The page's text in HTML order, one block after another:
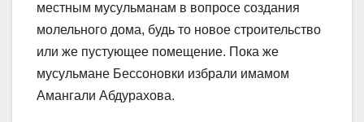
местным мусульманам в вопросе создания
молельного дома, будь то новое строительство
или же пустующее помещение. Пока же
мусульмане Бессоновки избрали имамом
Амангали Абдурахова.